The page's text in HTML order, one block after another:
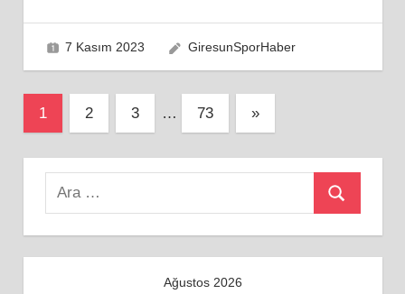
7 Kasım 2023 GiresunSporHaber
Yazı
1 2 3 … 73
Next
Posts
»
Search
Ara
Ağustos 2026